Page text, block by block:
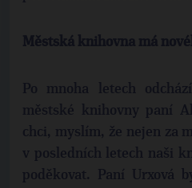
Městská knihovna má
Po mnoha letech
městské knihovny paní
chci, myslím, že nejen za
v posledních letech naši
poděkovat. Paní Urxová